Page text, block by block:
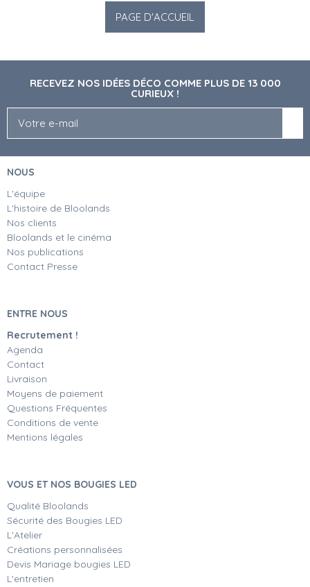
RECEVEZ NOS IDÉES DÉCO COMME PLUS DE 13 000
CURIEUX !
NOUS
L'équipe
L'histoire de Bloolands
Nos clients
Bloolands et le cinéma
Nos publications
Contact Presse
ENTRE NOUS
Recrutement !
Agenda
Contact
Livraison
Moyens de paiement
Questions Fréquentes
Conditions de vente
Mentions légales
VOUS ET NOS BOUGIES LED
Qualité Bloolands
Sécurité des Bougies LED
L'Atelier
Créations personnalisées
Devis Mariage bougies LED
L'entretien